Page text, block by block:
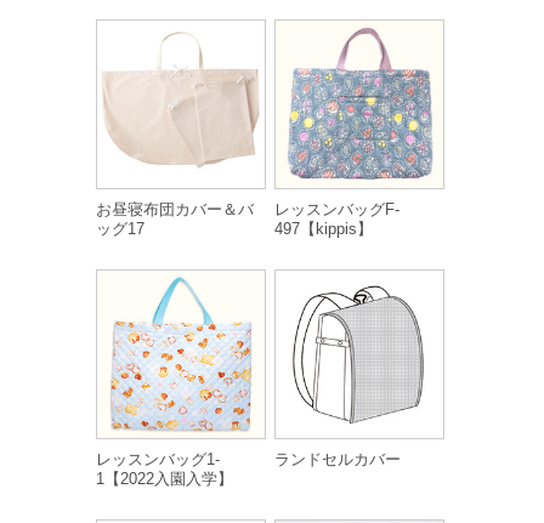
お昼寝布団カバー＆バ
ッグ17
レッスンバッグF-
497【kippis】
レッスンバッグ1-
1【2022入園入学】
ランドセルカバー